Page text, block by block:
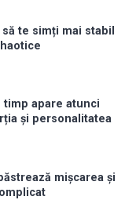
te simți mai stabil
apare atunci
și personalitatea
mișcarea și